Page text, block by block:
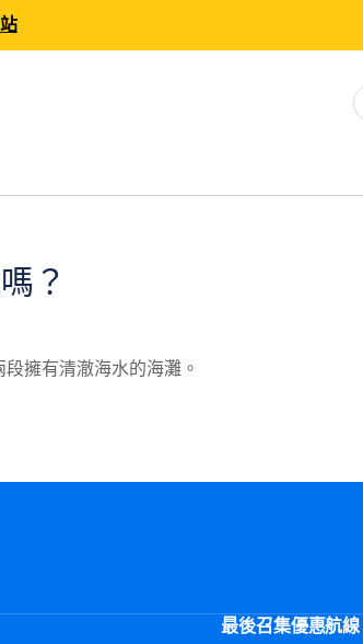
？
擁有清澈海水的海灘。
最後召集優惠航線